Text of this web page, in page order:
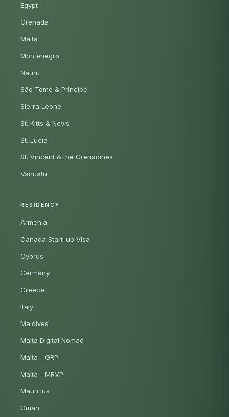
Egypt
Grenada
Malta
Montenegro
Nauru
São Tomé & Príncipe
Sierra Leone
St. Kitts & Nevis
St. Lucia
St. Vincent & the Grenadines
Vanuatu
RESIDENCY
Armenia
Canada Start-up Visa
Cyprus
Germany
Greece
Italy
Maldives
Malta Digital Nomad
Malta - GRP
Malta - MRVP
Mauritius
Oman